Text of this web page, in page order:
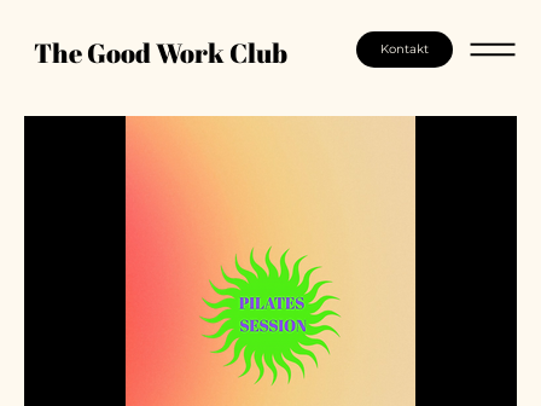
The Good Work Club Kontakt